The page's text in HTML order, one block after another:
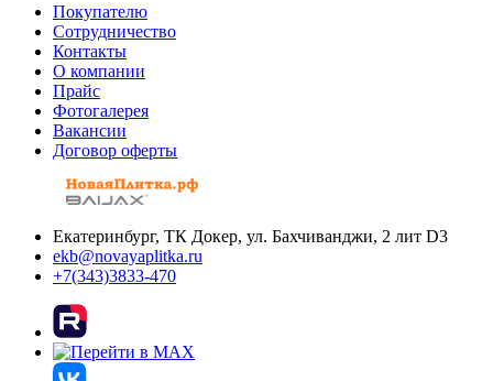
Покупателю
Сотрудничество
Контакты
О компании
Прайс
Фотогалерея
Вакансии
Договор оферты
Екатеринбург, ТК Докер, ул. Бахчиванджи, 2 лит D3
ekb@novayaplitka.ru
+7(343)3833-470